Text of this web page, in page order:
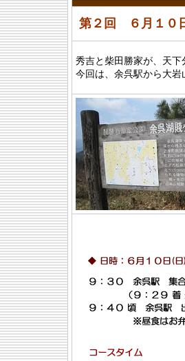
第２回 ６月１０
秀吉と柴田勝家が、天
今回は、余呉駅から大